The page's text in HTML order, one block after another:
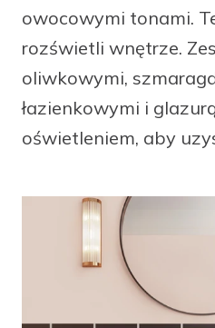
owocowymi tonami.
rozświetli wnętrze.
oliwkowymi,
łazienkowymi i
oświetleniem, aby